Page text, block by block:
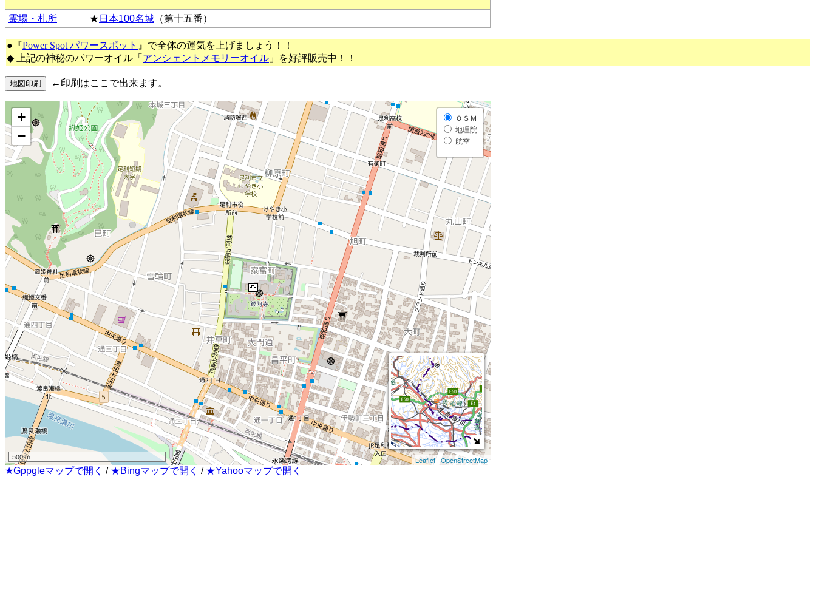
霊場・札所 ★ 日本100名城 （第十五番）
●『Power Spot パワースポット 』で全体の運気を上げましょう！！
◆ 上記の神秘のパワーオイル「 アンシェントメモリーオイル 」を好評販売中！！
←印刷はここで出来ます。
+
−
ＯＳＭ
地理院
航空
500 m Leaflet|OpenStreetMap
★Gppgleマップで開く / ★Bingマップで開く / ★Yahooマップで開く